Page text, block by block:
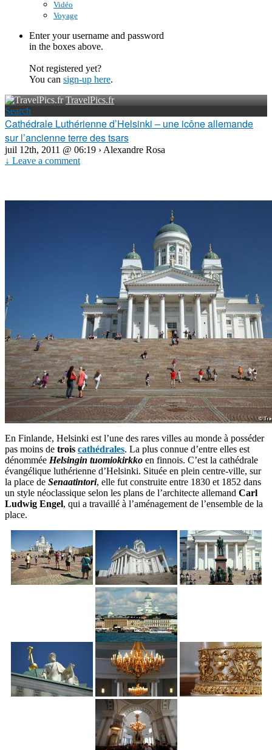
Vidéo
Voyage
Enter your username and password
in the boxes above.
Not registered yet?
You can sign-up here.
TravelPics.fr
Search
Cathédrale Luthérienne d’Helsinki – une icône allemande
sur l’ancienne terre des tsars
juil 12th, 2011 @ 06:19 › Alexandre Rosa
↓ Leave a comment
En Finlande, Helsinki est l’une des rares villes au monde à posséder
pas moins de trois cathédrales. La plus connue d’entre elles est
dénommée Helsingin tuomiokirkko en finnois. C’est la cathédrale
évangélique luthérienne d’Helsinki. Située en plein centre-ville, sur
la place de Senaatintori, elle fut construite entre 1830 et 1852 dans
un style néoclassique selon les plans de l’architecte allemand Carl
Ludwig Engel, qui a travaillé à l’aménagement de l’ensemble de la
place.